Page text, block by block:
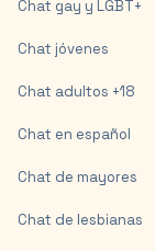
Chat gay y LGBT+
Chat jóvenes
Chat adultos +18
Chat en español
Chat de mayores
Chat de lesbianas